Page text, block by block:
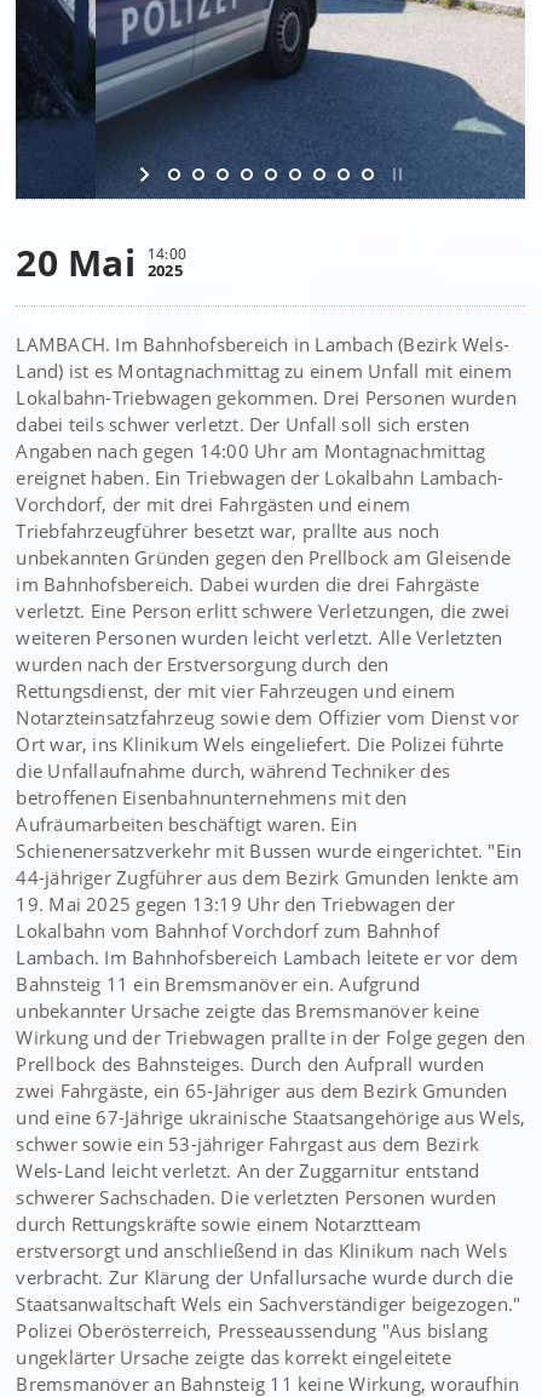
20 Mai 14:00
2025
LAMBACH. Im Bahnhofsbereich in Lambach (Bezirk Wels-
Land) ist es Montagnachmittag zu einem Unfall mit einem
Lokalbahn-Triebwagen gekommen. Drei Personen wurden
dabei teils schwer verletzt. Der Unfall soll sich ersten
Angaben nach gegen 14:00 Uhr am Montagnachmittag
ereignet haben. Ein Triebwagen der Lokalbahn Lambach-
Vorchdorf, der mit drei Fahrgästen und einem
Triebfahrzeugführer besetzt war, prallte aus noch
unbekannten Gründen gegen den Prellbock am Gleisende
im Bahnhofsbereich. Dabei wurden die drei Fahrgäste
verletzt. Eine Person erlitt schwere Verletzungen, die zwei
weiteren Personen wurden leicht verletzt. Alle Verletzten
wurden nach der Erstversorgung durch den
Rettungsdienst, der mit vier Fahrzeugen und einem
Notarzteinsatzfahrzeug sowie dem Offizier vom Dienst vor
Ort war, ins Klinikum Wels eingeliefert. Die Polizei führte
die Unfallaufnahme durch, während Techniker des
betroffenen Eisenbahnunternehmens mit den
Aufräumarbeiten beschäftigt waren. Ein
Schienenersatzverkehr mit Bussen wurde eingerichtet. "Ein
44-jähriger Zugführer aus dem Bezirk Gmunden lenkte am
19. Mai 2025 gegen 13:19 Uhr den Triebwagen der
Lokalbahn vom Bahnhof Vorchdorf zum Bahnhof
Lambach. Im Bahnhofsbereich Lambach leitete er vor dem
Bahnsteig 11 ein Bremsmanöver ein. Aufgrund
unbekannter Ursache zeigte das Bremsmanöver keine
Wirkung und der Triebwagen prallte in der Folge gegen den
Prellbock des Bahnsteiges. Durch den Aufprall wurden
zwei Fahrgäste, ein 65-Jähriger aus dem Bezirk Gmunden
und eine 67-Jährige ukrainische Staatsangehörige aus Wels,
schwer sowie ein 53-jähriger Fahrgast aus dem Bezirk
Wels-Land leicht verletzt. An der Zuggarnitur entstand
schwerer Sachschaden. Die verletzten Personen wurden
durch Rettungskräfte sowie einem Notarztteam
erstversorgt und anschließend in das Klinikum nach Wels
verbracht. Zur Klärung der Unfallursache wurde durch die
Staatsanwaltschaft Wels ein Sachverständiger beigezogen."
Polizei Oberösterreich, Presseaussendung "Aus bislang
ungeklärter Ursache zeigte das korrekt eingeleitete
Bremsmanöver an Bahnsteig 11 keine Wirkung, woraufhin